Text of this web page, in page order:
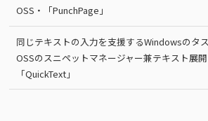
OSS・「PunchPage」
同じテキストの入力を支援するWindowsのタ
OSSのスニペットマネージャー兼テキスト展開
「QuickText」